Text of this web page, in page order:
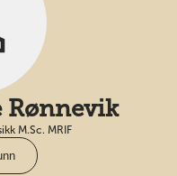
Rønnevik
M.Sc. MRIF